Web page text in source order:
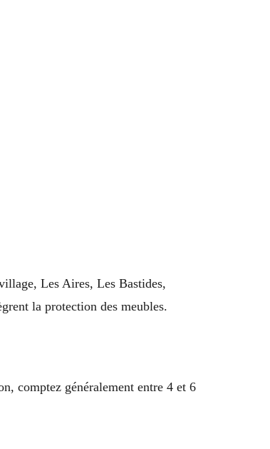
Les Aires, Les Bastides,
la protection des meubles.
comptez généralement entre 4 et 6